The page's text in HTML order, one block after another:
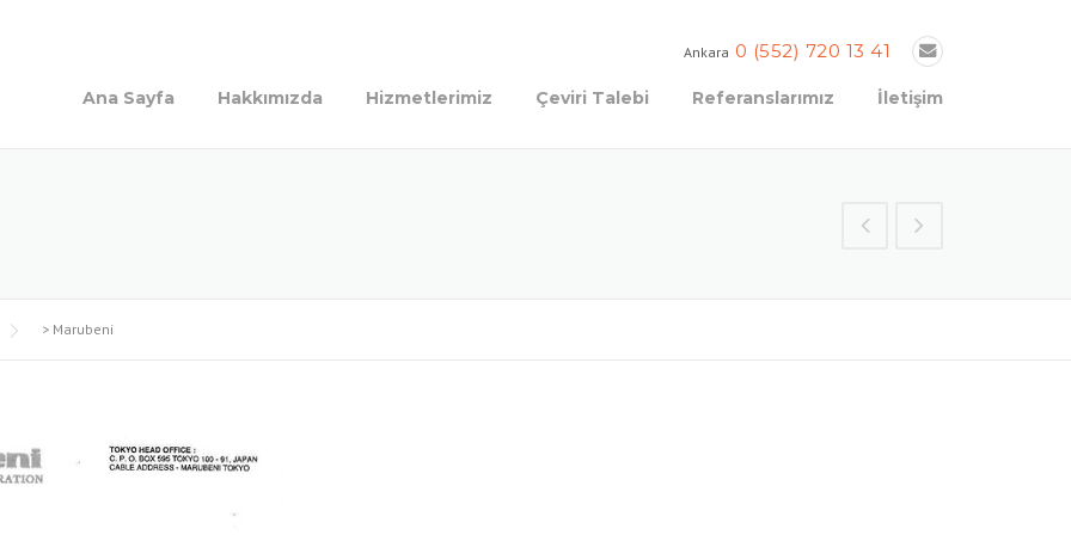
Ankara 0 (552) 720 13 41
Ana Sayfa Hakkımızda Hizmetlerimiz Çeviri Talebi Referanslarımız İletişim
> Marubeni